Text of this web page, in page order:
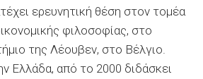
ερευνητική θέση στον τομέα
φιλοσοφίας, στο
της Λέουβεν, στο Βέλγιο.
Ελλάδα, από το 2000 διδάσκει